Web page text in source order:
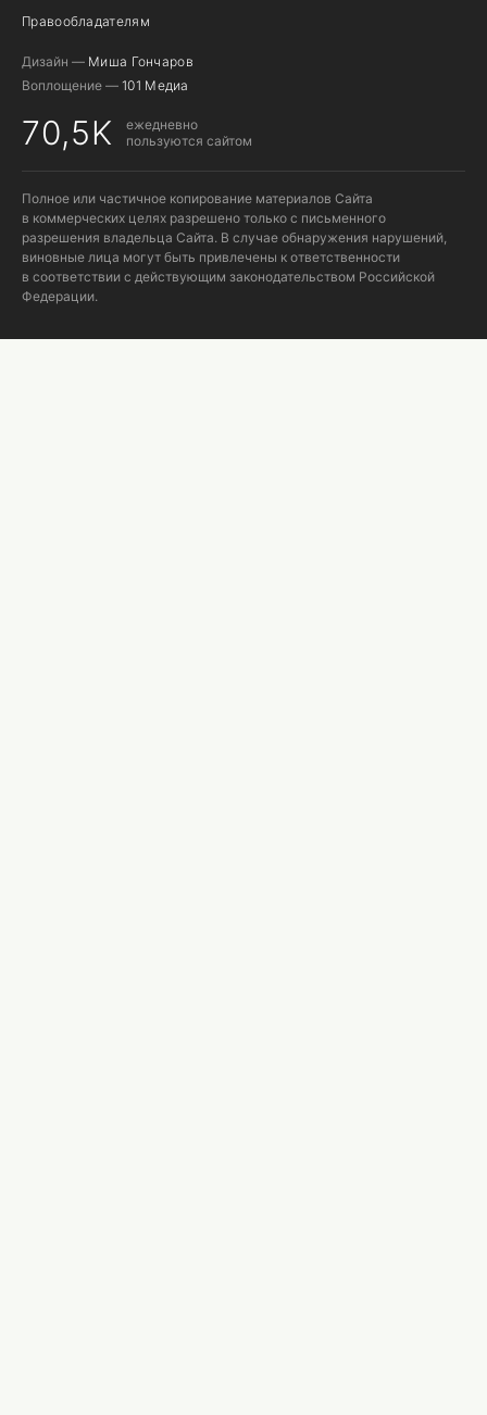
Правообладателям
Дизайн — Миша Гончаров
Воплощение — 101 Медиа
70,5K
ежедневно
пользуются сайтом
Полное или частичное копирование материалов Сайта
в коммерческих целях разрешено только с письменного
разрешения владельца Сайта. В случае обнаружения нарушений,
виновные лица могут быть привлечены к ответственности
в соответствии с действующим законодательством Российской
Федерации.